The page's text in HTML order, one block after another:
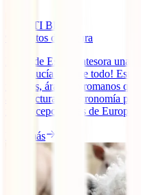
IATI Blog
minutos de lectura
El sur de España atesora una
¡Andalucía lo tiene todo! Este
fenicios, árabes o romanos
arquitectura y gastronomía
más excepcionales de
Leer más